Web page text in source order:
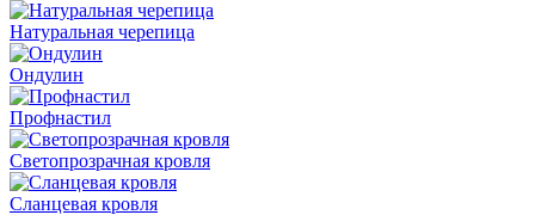
Натуральная черепица
Ондулин
Профнастил
Светопрозрачная кровля
Сланцевая кровля